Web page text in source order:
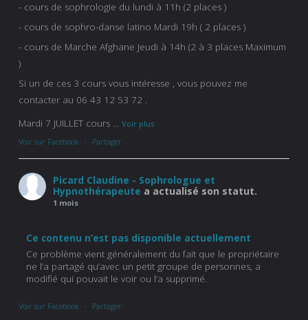
- cours de sophrologie du lundi à 11h (2 places )
- cours de sophro-danse latino Mardi 19h ( 2 places )
- cours de Marche Afghane Jeudi à 14h (2 à 3 places Maximum
)
Si un de ces 3 cours vous intéresse , vous pouvez me
contacter au 06 43 12 53 72 .
Mardi 7 JUILLET cours ... Voir plus
Voir sur Facebook · Partager
Picard Claudine - Sophrologue et
Hypnothérapeute a actualisé son statut.
1 mois
Ce contenu n’est pas disponible actuellement
Ce problème vient généralement du fait que le propriétaire
ne l’a partagé qu’avec un petit groupe de personnes, a
modifié qui pouvait le voir ou l’a supprimé.
Voir sur Facebook · Partager